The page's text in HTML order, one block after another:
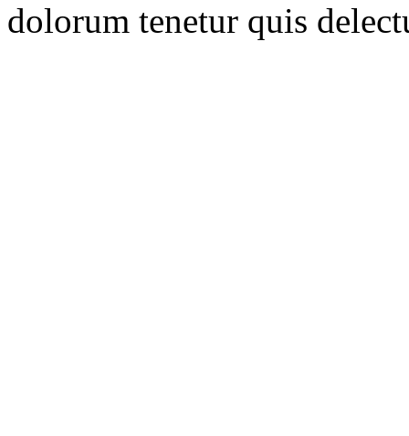
dolorum tenetur quis